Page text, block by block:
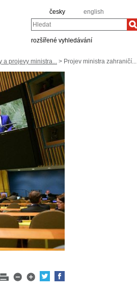
česky english
Hledat
rozšířené vyhledávání
a projevy ministra... > Projev ministra zahraničí...